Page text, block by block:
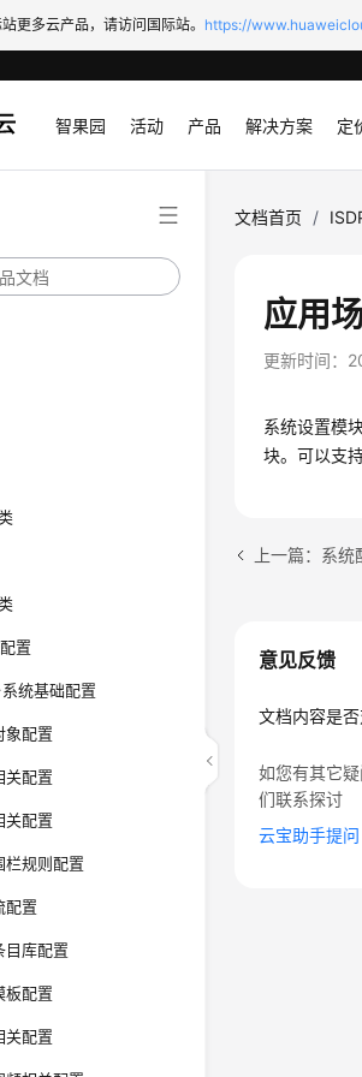
更多云产品，请访问国际站。 https://
智果园 活动 产品 解决方案 定
置
系统基础配置
象配置
关配置
关配置
栏规则配置
配置
目库配置
板配置
关配置
文档首页 /
应用
更新时间：
系统设置模
块。可以支
上一篇：系统
意见反馈
文档内容是否
如您有其它
们联系探讨
云宝助手提问